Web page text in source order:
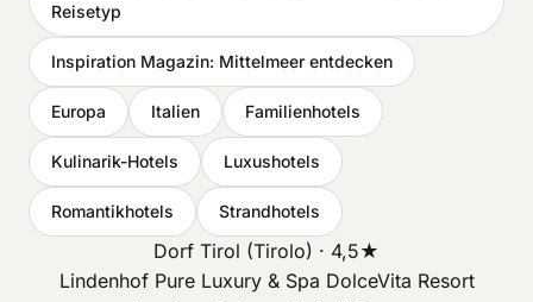
Reisetyp
Inspiration Magazin: Mittelmeer entdecken
Europa Italien Familienhotels
Kulinarik-Hotels Luxushotels
Romantikhotels Strandhotels
Dorf Tirol (Tirolo) · 4,5★
Lindenhof Pure Luxury & Spa DolceVita Resort